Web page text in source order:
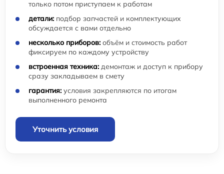
только потом приступаем к работам
детали: подбор запчастей и комплектующих
обсуждается с вами отдельно
несколько приборов: объём и стоимость работ
фиксируем по каждому устройству
встроенная техника: демонтаж и доступ к прибору
сразу закладываем в смету
гарантия: условия закрепляются по итогам
выполненного ремонта
Уточнить условия